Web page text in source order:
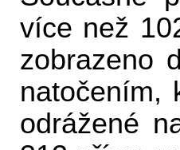
více než
zobrazeno
natočením,
odrážené